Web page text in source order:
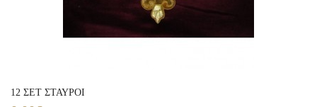
12 ΣΕΤ ΣΤΑΥΡΟΙ